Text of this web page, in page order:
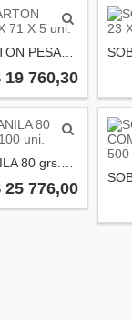
19 760,30
25 776,00